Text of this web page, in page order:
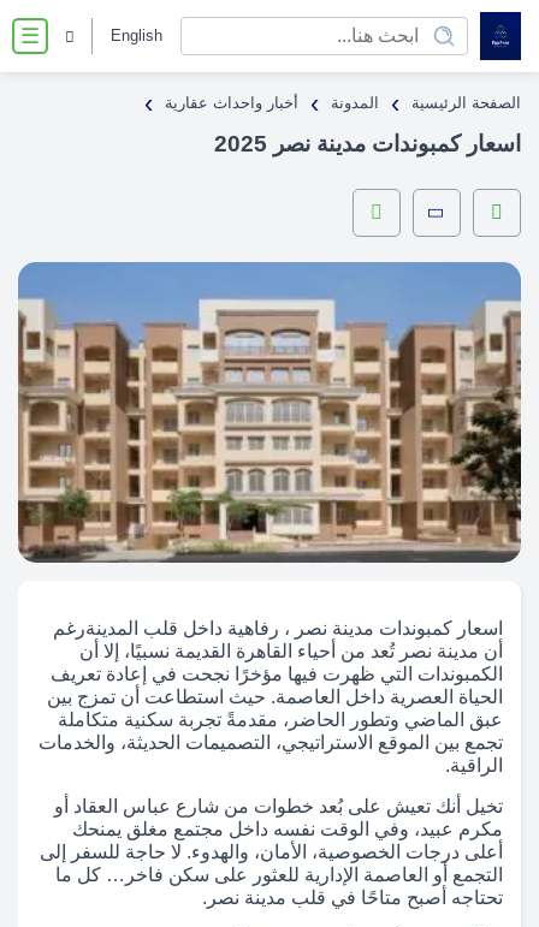
☰ English
الصفحة الرئيسية › المدونة › أخبار واحداث عقارية ›
اسعار كمبوندات مدينة نصر 2025
اسعار كمبوندات مدينة نصر ، رفاهية داخل قلب المدينةرغم
أن مدينة نصر تُعد من أحياء القاهرة القديمة نسبيًا، إلا أن
الكمبوندات التي ظهرت فيها مؤخرًا نجحت في إعادة تعريف
الحياة العصرية داخل العاصمة. حيث استطاعت أن تمزج بين
عبق الماضي وتطور الحاضر، مقدمةً تجربة سكنية متكاملة
تجمع بين الموقع الاستراتيجي، التصميمات الحديثة، والخدمات
الراقية.
تخيل أنك تعيش على بُعد خطوات من شارع عباس العقاد أو
مكرم عبيد، وفي الوقت نفسه داخل مجتمع مغلق يمنحك
أعلى درجات الخصوصية، الأمان، والهدوء. لا حاجة للسفر إلى
التجمع أو العاصمة الإدارية للعثور على سكن فاخر… كل ما
تحتاجه أصبح متاحًا في قلب مدينة نصر.